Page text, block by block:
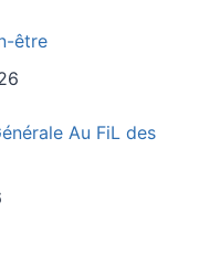
être
Au FiL des